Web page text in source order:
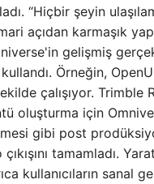
“Hiçbir şeyin
açıdan karmaşık
gelişmiş
Örneğin,
çalışıyor.
oluşturma için
gibi post
tamamladı.
kullanıcıların